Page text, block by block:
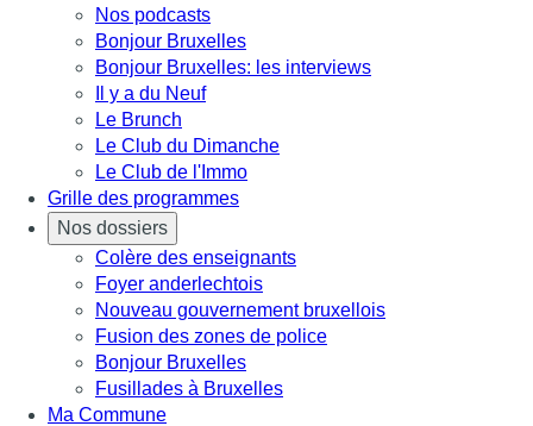
Nos podcasts
Bonjour Bruxelles
Bonjour Bruxelles: les interviews
Il y a du Neuf
Le Brunch
Le Club du Dimanche
Le Club de l'Immo
Grille des programmes
Nos dossiers
Colère des enseignants
Foyer anderlechtois
Nouveau gouvernement bruxellois
Fusion des zones de police
Bonjour Bruxelles
Fusillades à Bruxelles
Ma Commune